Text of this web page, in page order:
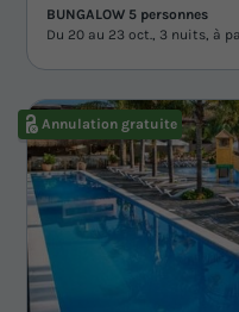
BUNGALOW 5 personnes
Du 20 au 23 oct., 3 nuits, à
Annulation gratuite